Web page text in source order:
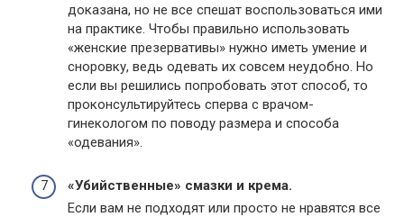
доказана, но не все спешат воспользоваться ими
на практике. Чтобы правильно использовать
«женские презервативы» нужно иметь умение и
сноровку, ведь одевать их совсем неудобно. Но
если вы решились попробовать этот способ, то
проконсультируйтесь сперва с врачом-
гинекологом по поводу размера и способа
«одевания».
«Убийственные» смазки и крема.
Если вам не подходят или просто не нравятся все